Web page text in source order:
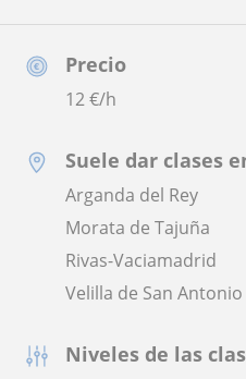
Precio
12€/h
Suele dar clases
Arganda del Rey
Morata de Tajuña
Rivas-Vaciamadrid
Velilla de San Antonio
Niveles de las